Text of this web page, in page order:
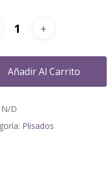
Añadir Al Carrito
N/D
Plisados